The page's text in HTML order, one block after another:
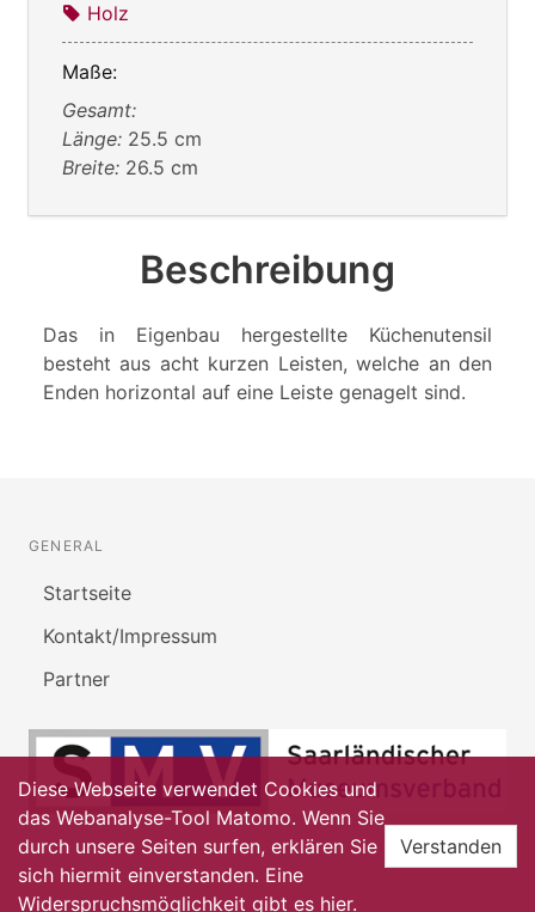
Holz
Maße:
Gesamt:
Länge: 25.5 cm
Breite: 26.5 cm
Beschreibung
Das in Eigenbau hergestellte Küchenutensil
besteht aus acht kurzen Leisten, welche an den
Enden horizontal auf eine Leiste genagelt sind.
GENERAL
Startseite
Kontakt/Impressum
Partner
Diese Webseite verwendet Cookies und
das Webanalyse-Tool Matomo. Wenn Sie
durch unsere Seiten surfen, erklären Sie
sich hiermit einverstanden. Eine
Widerspruchsmöglichkeit gibt es hier.
Verstanden